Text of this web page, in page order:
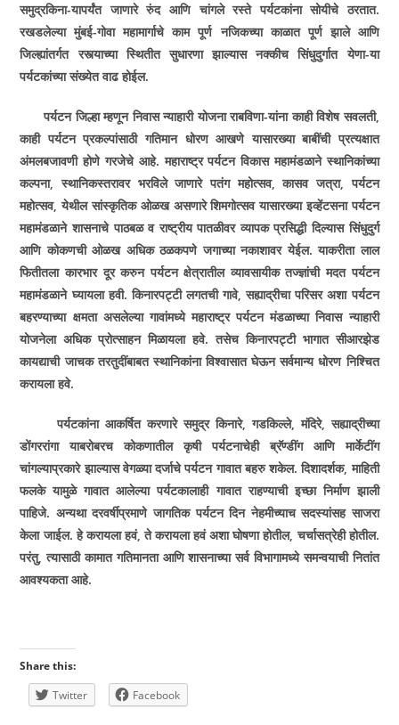
समुद्रकिना-यापर्यंत जाणारे रुंद आणि चांगले रस्ते पर्यटकांना सोयीचे ठरतात.
रखडलेल्या मुंबई-गोवा महामार्गाचे काम पूर्ण नजिकच्या काळात पूर्ण झाले आणि
जिल्ह्यांतर्गत रस्त्याच्या स्थितीत सुधारणा झाल्यास नक्कीच सिंधुदुर्गात येणा-या
पर्यटकांच्या संख्येत वाढ होईल.
पर्यटन जिल्हा म्हणून निवास न्याहारी योजना राबविणा-यांना काही विशेष सवलती,
काही पर्यटन प्रकल्पांसाठी गतिमान धोरण आखणे यासारख्या बाबींची प्रत्यक्षात
अंमलबजावणी होणे गरजेचे आहे. महाराष्ट्र पर्यटन विकास महामंडळाने स्थानिकांच्या
कल्पना,स्थानिकस्तरावर भरविले जाणारे पतंग महोत्सव,कासव जत्रा,पर्यटन
महोत्सव,येथील सांस्कृतिक ओळख असणारे शिमगोत्सव यासारख्या इव्हेंटसना पर्यटन
महामंडळाने शासनाचे पाठबळ व राष्ट्रीय पातळीवर व्यापक प्रसिद्धी दिल्यास सिंधुदुर्ग
आणि कोकणची ओळख अधिक ठळकपणे जगाच्या नकाशावर येईल. याकरीता लाल
फितीतला कारभार दूर करुन पर्यटन क्षेत्रातील व्यावसायीक तज्ज्ञांची मदत पर्यटन
महामंडळाने घ्यायला हवी. किनारपट्टी लगतची गावे,सह्याद्रीचा परिसर अशा पर्यटन
बहरण्याच्या क्षमता असलेल्या गावांमध्ये महाराष्ट्र पर्यटन मंडळाच्या निवास न्याहारी
योजनेला अधिक प्रोत्साहन मिळायला हवे. तसेच किनारपट्टी भागात सीआरझेड
कायद्याची जाचक तरतुदींबाबत स्थानिकांना विश्वासात घेऊन सर्वमान्य धोरण निश्चित
करायला हवे.
पर्यटकांना आकर्षित करणारे समुद्र किनारे,गडकिल्ले,मंदिरे,सह्याद्रीच्या
डोंगररांगा याबरोबरच कोकणातील कृषी पर्यटनाचेही ब्रॅण्डींग आणि मार्केटींग
चांगल्याप्रकारे झाल्यास वेगळ्या दर्जाचे पर्यटन गावात बहरु शकेल. दिशादर्शक,माहिती
फलके यामुळे गावात आलेल्या पर्यटकालाही गावात राहण्याची इच्छा निर्माण झाली
पाहिजे. अन्यथा दरवर्षीप्रमाणे जागतिक पर्यटन दिन नेहमीच्याच सदस्यांसह साजरा
केला जाईल. हे करायला हवं,ते करायला हवं अशा घोषणा होतील,चर्चासत्रेही होतील.
परंतु,त्यासाठी कामात गतिमानता आणि शासनाच्या सर्व विभागामध्ये समन्वयाची नितांत
आवश्यकता आहे.
Share this:
Twitter
Facebook